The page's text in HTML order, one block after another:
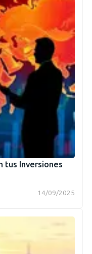
tus Inversiones
14/09/2025